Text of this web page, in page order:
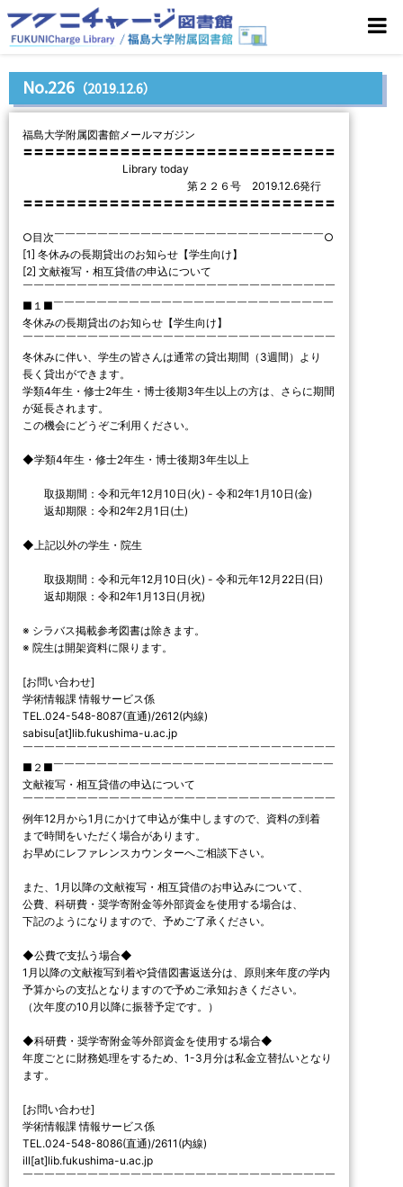
No.226 （2019.12.6）
福島大学附属図書館メールマガジン
〓〓〓〓〓〓〓〓〓〓〓〓〓〓〓〓〓〓〓〓〓〓〓〓〓〓〓〓〓
Library today
第２２６号 2019.12.6発行
〓〓〓〓〓〓〓〓〓〓〓〓〓〓〓〓〓〓〓〓〓〓〓〓〓〓〓〓〓
○目次￣￣￣￣￣￣￣￣￣￣￣￣￣￣￣￣￣￣￣￣￣￣￣￣￣○
[1] 冬休みの長期貸出のお知らせ【学生向け】
[2] 文献複写・相互貸借の申込について
￣￣￣￣￣￣￣￣￣￣￣￣￣￣￣￣￣￣￣￣￣￣￣￣￣￣￣￣￣
■１■￣￣￣￣￣￣￣￣￣￣￣￣￣￣￣￣￣￣￣￣￣￣￣￣￣￣
冬休みの長期貸出のお知らせ【学生向け】
￣￣￣￣￣￣￣￣￣￣￣￣￣￣￣￣￣￣￣￣￣￣￣￣￣￣￣￣￣
冬休みに伴い、学生の皆さんは通常の貸出期間（3週間）より
長く貸出ができます。
学類4年生・修士2年生・博士後期3年生以上の方は、さらに期間
が延長されます。
この機会にどうぞご利用ください。
◆学類4年生・修士2年生・博士後期3年生以上
取扱期間：令和元年12月10日(火) - 令和2年1月10日(金)
返却期限：令和2年2月1日(土)
◆上記以外の学生・院生
取扱期間：令和元年12月10日(火) - 令和元年12月22日(日)
返却期限：令和2年1月13日(月祝)
※ シラバス掲載参考図書は除きます。
※ 院生は開架資料に限ります。
[お問い合わせ]
学術情報課 情報サービス係
TEL.024-548-8087(直通)/2612(内線)
sabisu[at]lib.fukushima-u.ac.jp
￣￣￣￣￣￣￣￣￣￣￣￣￣￣￣￣￣￣￣￣￣￣￣￣￣￣￣￣￣
■２■￣￣￣￣￣￣￣￣￣￣￣￣￣￣￣￣￣￣￣￣￣￣￣￣￣￣
文献複写・相互貸借の申込について
￣￣￣￣￣￣￣￣￣￣￣￣￣￣￣￣￣￣￣￣￣￣￣￣￣￣￣￣￣
例年12月から1月にかけて申込が集中しますので、資料の到着
まで時間をいただく場合があります。
お早めにレファレンスカウンターへご相談下さい。
また、1月以降の文献複写・相互貸借のお申込みについて、
公費、科研費・奨学寄附金等外部資金を使用する場合は、
下記のようになりますので、予めご了承ください。
◆公費で支払う場合◆
1月以降の文献複写到着や貸借図書返送分は、原則来年度の学内
予算からの支払となりますので予めご承知おきください。
（次年度の10月以降に振替予定です。）
◆科研費・奨学寄附金等外部資金を使用する場合◆
年度ごとに財務処理をするため、1-3月分は私金立替払いとなり
ます。
[お問い合わせ]
学術情報課 情報サービス係
TEL.024-548-8086(直通)/2611(内線)
ill[at]lib.fukushima-u.ac.jp
￣￣￣￣￣￣￣￣￣￣￣￣￣￣￣￣￣￣￣￣￣￣￣￣￣￣￣￣￣